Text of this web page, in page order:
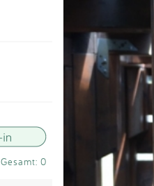
Impressum
Anmelden
Gesamt: 0